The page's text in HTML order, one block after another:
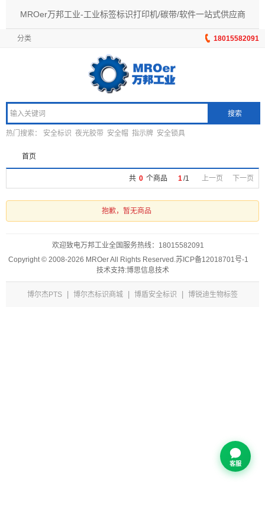
MROer万邦工业-工业标签标识打印机/碳带/软件一站式供应商
18015582091
分类
搜索
热门搜索： 安全标识 夜光胶带 安全帽 指示牌 安全锁具
首页
共 0 个商品 1 /1 上一页 下一页
抱歉，暂无商品
欢迎致电万邦工业全国服务热线： 18015582091
Copyright © 2008-2026 MROer All Rights Reserved. 苏ICP备12018701号-1
技术支持:博思信息技术
博尔杰PTS | 博尔杰标识商城 | 博盾安全标识 | 博锐迪生物标签
客服